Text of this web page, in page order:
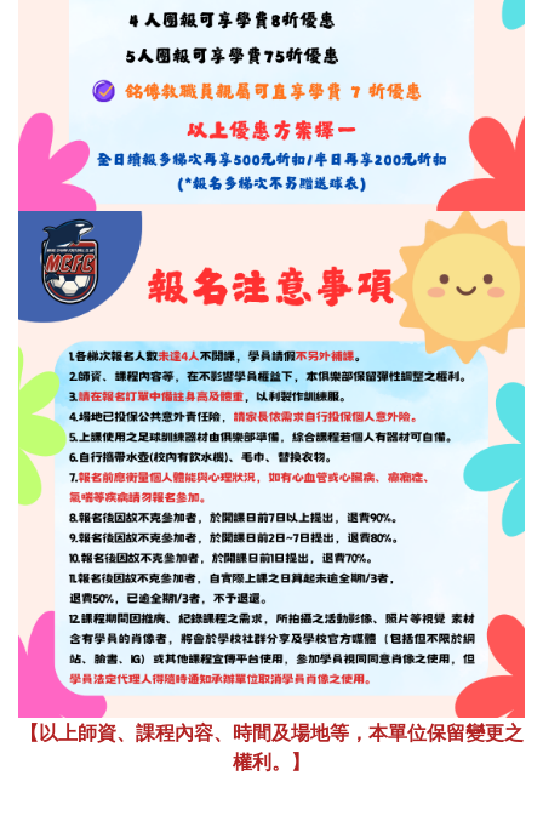
【以上師資、課程內容、時間及場地等，本單位保留變更之
權利。】